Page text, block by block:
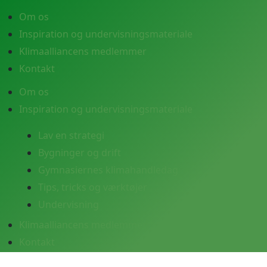
Om os
Inspiration og undervisningsmateriale
Klimaalliancens medlemmer
Kontakt
Om os
Inspiration og undervisningsmateriale
Lav en strategi
Bygninger og drift
Gymnasiernes klimahandledag
Tips, tricks og værktøjer
Undervisning
Klimaalliancens medlemmer